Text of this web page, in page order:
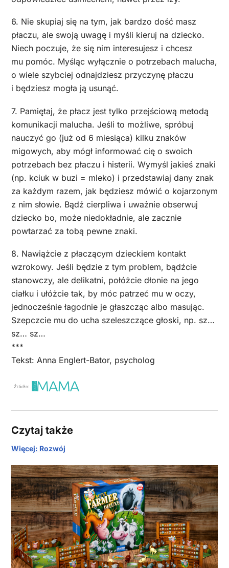
6. Nie skupiaj się na tym, jak bardzo dość masz
płaczu, ale swoją uwagę i myśli kieruj na dziecko.
Niech poczuje, że się nim interesujesz i chcesz
mu pomóc. Myśląc wyłącznie o potrzebach malucha,
o wiele szybciej odnajdziesz przyczynę płaczu
i będziesz mogła ją usunąć.
7. Pamiętaj, że płacz jest tylko przejściową metodą
komunikacji malucha. Jeśli to możliwe, spróbuj
nauczyć go (już od 6 miesiąca) kilku znaków
migowych, aby mógł informować cię o swoich
potrzebach bez płaczu i histerii. Wymyśl jakieś znaki
(np. kciuk w buzi = mleko) i przedstawiaj dany znak
za każdym razem, jak będziesz mówić o kojarzonym
z nim słowie. Bądź cierpliwa i uważnie obserwuj
dziecko bo, może niedokładnie, ale zacznie
powtarzać za tobą pewne znaki.
8. Nawiążcie z płaczącym dzieckiem kontakt
wzrokowy. Jeśli będzie z tym problem, bądźcie
stanowczy, ale delikatni, połóżcie dłonie na jego
ciałku i ułóżcie tak, by móc patrzeć mu w oczy,
jednocześnie łagodnie je głaszcząc albo masując.
Szepczcie mu do ucha szeleszczące głoski, np. sz…
sz… sz…
***
Tekst: Anna Englert-Bator, psycholog
Czytaj także
Więcej: Rozwój